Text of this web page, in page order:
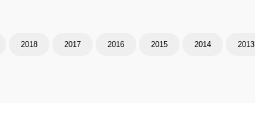
2018 2017 2016 2015 2014 2013